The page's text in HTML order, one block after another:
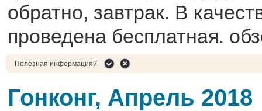
обратно, завтрак. В
проведена бесплатная.
Полезная информация?
Гонконг, Апрель 2018